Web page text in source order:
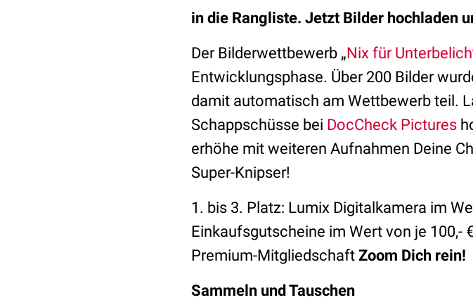
in die Rangliste. Jetzt Bilder hochladen
Der Bilderwettbewerb „Nix für
Entwicklungsphase. Über 200 Bilder
damit automatisch am Wettbewerb teil.
Schappschüsse bei DocCheck Pictures
erhöhe mit weiteren Aufnahmen Deine
Super-Knipser!
1. bis 3. Platz: Lumix Digitalkamera im
Einkaufsgutscheine im Wert von je 100,-
Premium-Mitgliedschaft Zoom Dich rein!
Sammeln und Tauschen